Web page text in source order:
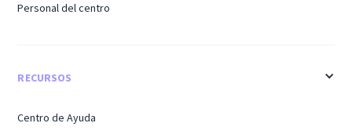
Personal del centro
RECURSOS
Centro de Ayuda